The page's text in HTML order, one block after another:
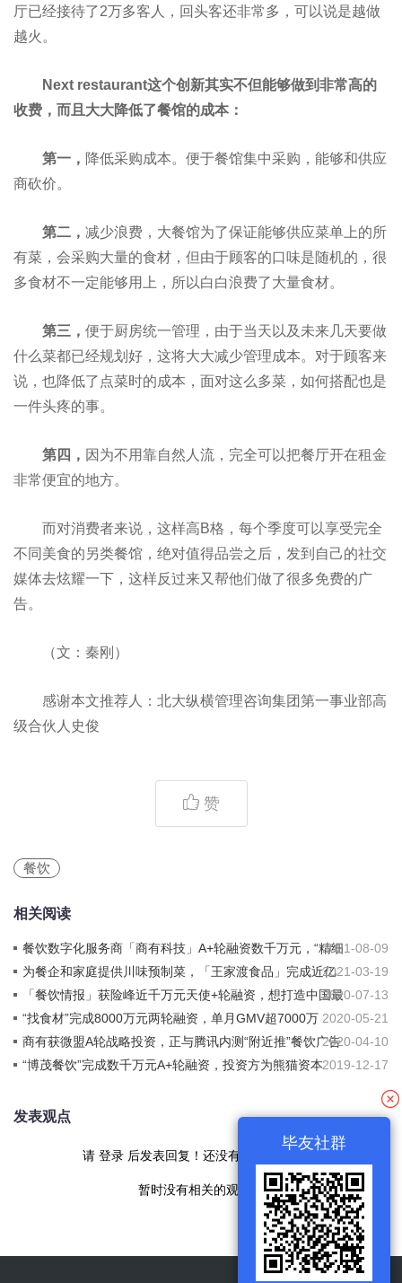
厅已经接待了2万多客人，回头客还非常多，可以说是越做
越火。
Next restaurant这个创新其实不但能够做到非常高的
收费，而且大大降低了餐馆的成本：
第一， 降低采购成本。便于餐馆集中采购，能够和供应
商砍价。
第二， 减少浪费，大餐馆为了保证能够供应菜单上的所
有菜，会采购大量的食材，但由于顾客的口味是随机的，很
多食材不一定能够用上，所以白白浪费了大量食材。
第三， 便于厨房统一管理，由于当天以及未来几天要做
什么菜都已经规划好，这将大大减少管理成本。对于顾客来
说，也降低了点菜时的成本，面对这么多菜，如何搭配也是
一件头疼的事。
第四， 因为不用靠自然人流，完全可以把餐厅开在租金
非常便宜的地方。
而对消费者来说，这样高B格，每个季度可以享受完全
不同美食的另类餐馆，绝对值得品尝之后，发到自己的社交
媒体去炫耀一下，这样反过来又帮他们做了很多免费的广
告。
（文：秦刚）
感谢本文推荐人：北大纵横管理咨询集团第一事业部高
级合伙人史俊
赞
餐饮
相关阅读
餐饮数字化服务商「商有科技」A+轮融资数千万元，“精细
化运营”构建私域流量池
2021-08-09
为餐企和家庭提供川味预制菜，「王家渡食品」完成近亿
元A轮融资
2021-03-19
「餐饮情报」获险峰近千万元天使+轮融资，想打造中国最
大加盟服务市场
2020-07-13
“找食材”完成8000万元两轮融资，单月GMV超7000万 2020-05-21
商有获微盟A轮战略投资，正与腾讯内测“附近推”餐饮广告
产品
2020-04-10
“博茂餐饮”完成数千万元A+轮融资，投资方为熊猫资本2019-12-17
发表观点
请 登录 后发表回复！还没有帐号 现在注册
暂时没有相关的观点！
毕友社群